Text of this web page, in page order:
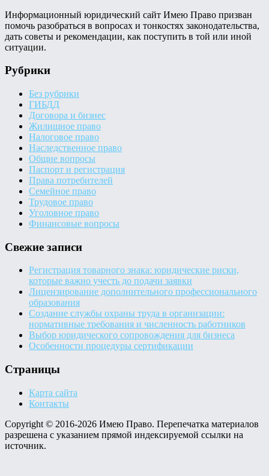
Информационный юридический сайт Имею Право призван
помочь разобраться в вопросах и тонкостях законодательства,
дать советы и рекомендации, как поступить в той или иной
ситуации.
Рубрики
Без рубрики
ГИБДД
Договора и бизнес
Жилищное право
Налоговое право
Наследственное право
Общие вопросы
Паспорт и регистрация
Права потребителей
Семейное право
Трудовое право
Уголовное право
Финансовые вопросы
Свежие записи
Регистрация товарного знака: юридические риски,
которые важно учесть до подачи заявки
Лицензирование дополнительного профессионального
образования
Создание службы охраны труда в организации:
нормативные требования и численность работников
Выбор юридического сопровождения для бизнеса
Особенности процедуры сертификации
Страницы
Карта сайта
Контакты
Copyright © 2016-2026 Имею Право. Перепечатка материалов
разрешена с указанием прямой индексируемой ссылки на
источник.